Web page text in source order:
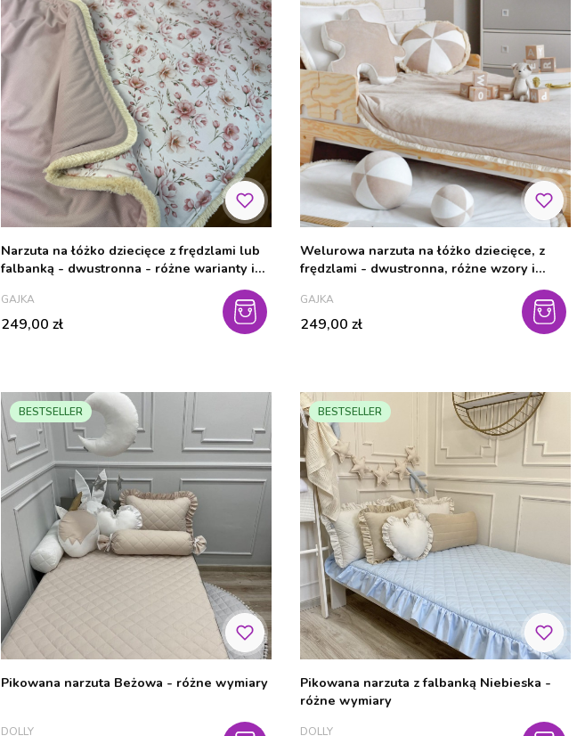
Narzuta na łóżko dziecięce z frędzlami lub
falbanką - dwustronna - różne warianty i
PRODUCENT
GAJKA
Cena
249,00 zł
Welurowa narzuta na łóżko dziecięce, z
frędzlami - dwustronna, różne wzory i
PRODUCENT
GAJKA
Cena
249,00 zł
BESTSELLER
Pikowana narzuta Beżowa - różne wymiary
PRODUCENT
DOLLY
BESTSELLER
Pikowana narzuta z falbanką Niebieska -
różne wymiary
PRODUCENT
DOLLY